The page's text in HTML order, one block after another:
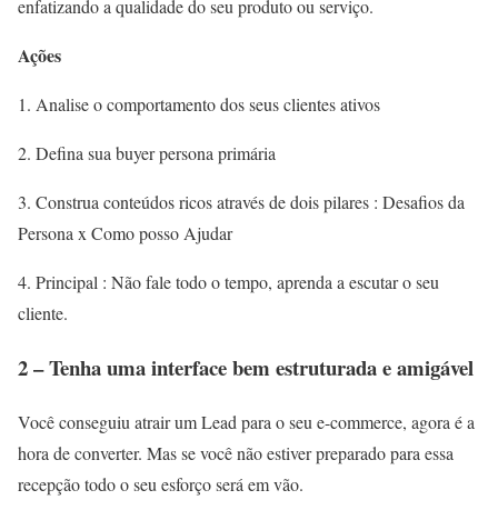
enfatizando a qualidade do seu produto ou serviço.
Ações
1. Analise o comportamento dos seus clientes ativos
2. Defina sua buyer persona primária
3. Construa conteúdos ricos através de dois pilares : Desafios da
Persona x Como posso Ajudar
4. Principal : Não fale todo o tempo, aprenda a escutar o seu
cliente.
2 – Tenha uma interface bem estruturada e amigável
Você conseguiu atrair um Lead para o seu e-commerce, agora é a
hora de converter. Mas se você não estiver preparado para essa
recepção todo o seu esforço será em vão.